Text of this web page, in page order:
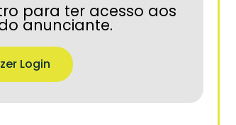
para ter acesso aos
anunciante.
Login